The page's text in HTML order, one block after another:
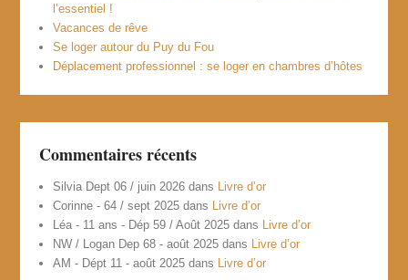
l’essentiel !
Vacances de rêve
Se loger autour du Puy du Fou
Déplacement professionnel : se loger en chambres d’hôtes
Commentaires récents
Silvia Dept 06 / juin 2026 dans Livre d’or
Corinne - 64 / sept 2025 dans Livre d’or
Léa - 11 ans - Dép 59 / Août 2025 dans Livre d’or
NW / Logan Dep 68 - août 2025 dans Livre d’or
AM - Dépt 11 - août 2025 dans Livre d’or